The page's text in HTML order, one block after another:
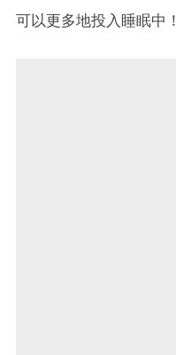
可以更多地投入睡眠中！